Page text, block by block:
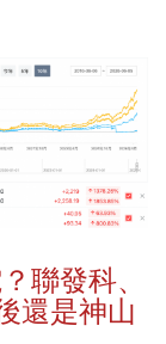
聯發科、
還是神山